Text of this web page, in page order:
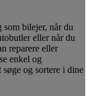
bilejer, når du
eller når du
reparere eller
enkel og
og sortere i dine